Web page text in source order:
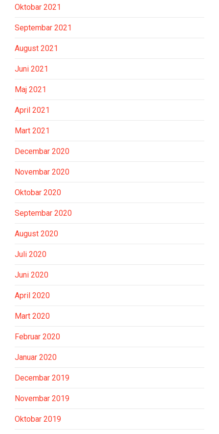
Oktobar 2021
Septembar 2021
August 2021
Juni 2021
Maj 2021
April 2021
Mart 2021
Decembar 2020
Novembar 2020
Oktobar 2020
Septembar 2020
August 2020
Juli 2020
Juni 2020
April 2020
Mart 2020
Februar 2020
Januar 2020
Decembar 2019
Novembar 2019
Oktobar 2019